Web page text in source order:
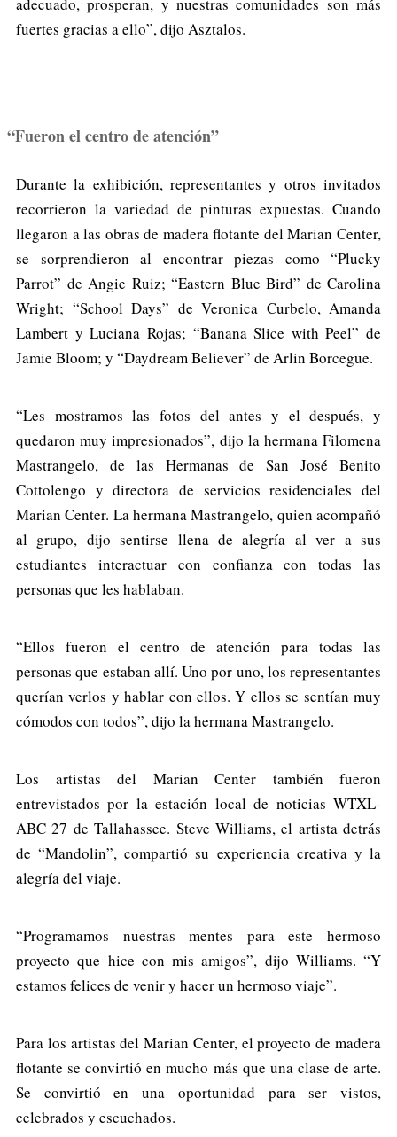
fuertes gracias a ello”, dijo Asztalos.
“Fueron el centro de atención”
Durante la exhibición, representantes y otros invitados
recorrieron la variedad de pinturas expuestas. Cuando
llegaron a las obras de madera flotante del Marian Center,
se sorprendieron al encontrar piezas como “Plucky
Parrot” de Angie Ruiz; “Eastern Blue Bird” de Carolina
Wright; “School Days” de Veronica Curbelo, Amanda
Lambert y Luciana Rojas; “Banana Slice with Peel” de
Jamie Bloom; y “Daydream Believer” de Arlin Borcegue.
“Les mostramos las fotos del antes y el después, y
quedaron muy impresionados”, dijo la hermana Filomena
Mastrangelo, de las Hermanas de San José Benito
Cottolengo y directora de servicios residenciales del
Marian Center. La hermana Mastrangelo, quien acompañó
al grupo, dijo sentirse llena de alegría al ver a sus
estudiantes interactuar con confianza con todas las
personas que les hablaban.
“Ellos fueron el centro de atención para todas las
personas que estaban allí. Uno por uno, los representantes
querían verlos y hablar con ellos. Y ellos se sentían muy
cómodos con todos”, dijo la hermana Mastrangelo.
Los artistas del Marian Center también fueron
entrevistados por la estación local de noticias WTXL-
ABC 27 de Tallahassee. Steve Williams, el artista detrás
de “Mandolin”, compartió su experiencia creativa y la
alegría del viaje.
“Programamos nuestras mentes para este hermoso
proyecto que hice con mis amigos”, dijo Williams. “Y
estamos felices de venir y hacer un hermoso viaje”.
Para los artistas del Marian Center, el proyecto de madera
flotante se convirtió en mucho más que una clase de arte.
Se convirtió en una oportunidad para ser vistos,
celebrados y escuchados.